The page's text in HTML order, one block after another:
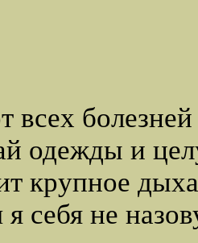
всех
одежды и
крупное
себя не